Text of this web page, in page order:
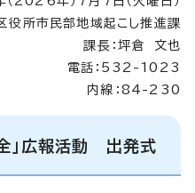
役所市民部地域起こし推進課
課長：坪倉 文也
電話：532-1023
内線：84-230
全」広報活動 出発式